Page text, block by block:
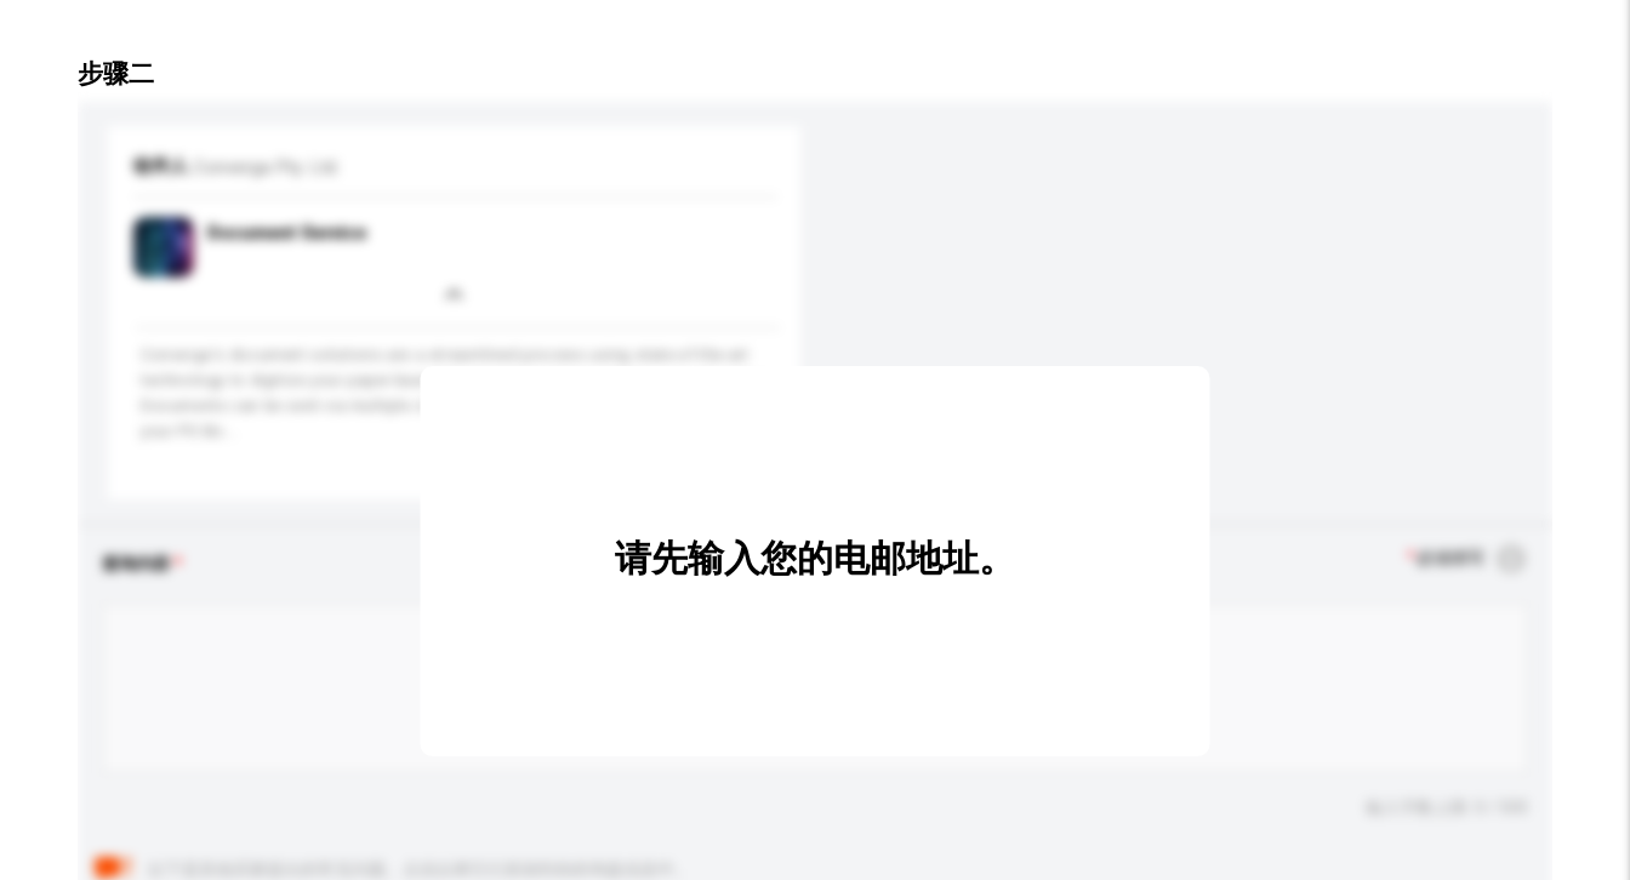
步骤二
收件人 Converga Pty. Ltd.
Document Service
查询内容 必须填写
请先输入您的电邮地址。